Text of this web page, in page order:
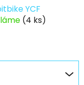
YCF
(4 ks)